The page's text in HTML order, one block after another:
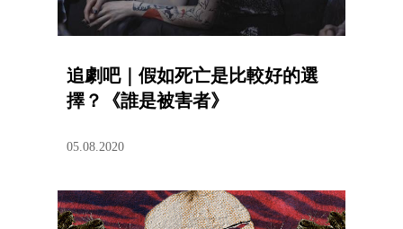
追劇吧｜假如死亡是比較好的選
擇？《誰是被害者》
05.08.2020